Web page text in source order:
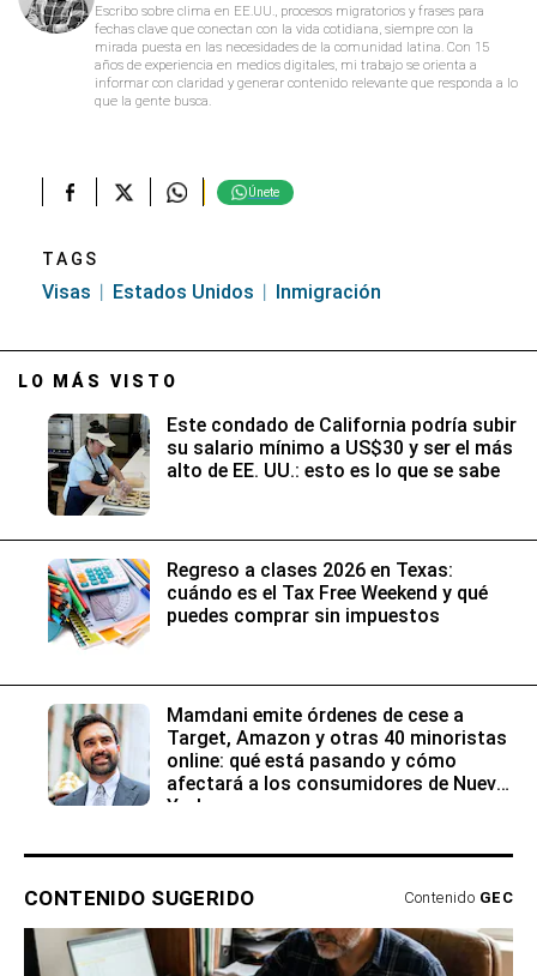
Escribo sobre clima en EE.UU., procesos migratorios y frases para
fechas clave que conectan con la vida cotidiana, siempre con la
mirada puesta en las necesidades de la comunidad latina. Con 15
años de experiencia en medios digitales, mi trabajo se orienta a
informar con claridad y generar contenido relevante que responda a lo
que la gente busca.
Únete
TAGS
Visas Estados Unidos Inmigración
LO MÁS VISTO
Este condado de California podría subir
su salario mínimo a US$30 y ser el más
alto de EE. UU.: esto es lo que se sabe
Regreso a clases 2026 en Texas:
cuándo es el Tax Free Weekend y qué
puedes comprar sin impuestos
Mamdani emite órdenes de cese a
Target, Amazon y otras 40 minoristas
online: qué está pasando y cómo
afectará a los consumidores de Nueva
York
CONTENIDO SUGERIDO Contenido GEC